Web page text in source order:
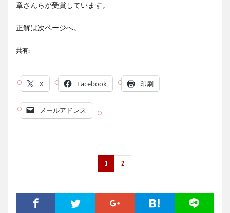
章さんらが受賞しています。
正解は次ページへ。
共有:
X Facebook 印刷
メールアドレス
1 2